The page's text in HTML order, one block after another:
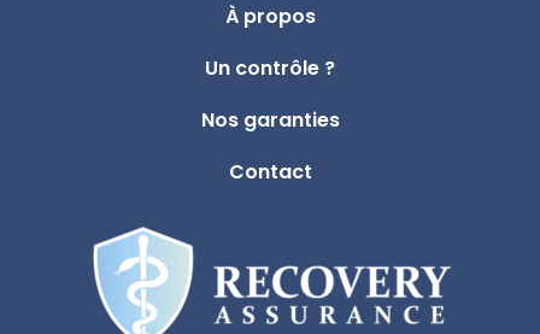
À propos
Un contrôle ?
Nos garanties
Contact